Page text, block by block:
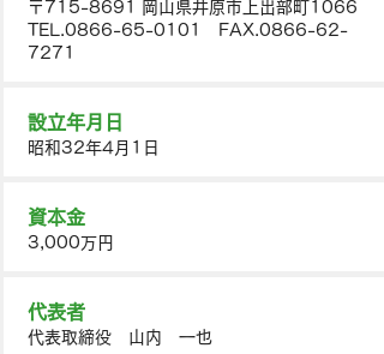
〒715-8691 岡山県井原市上出部町1066
TEL.0866-65-0101 FAX.0866-62-
7271
設立年月日
昭和32年4月1日
資本金
3,000万円
代表者
代表取締役 山内 一也